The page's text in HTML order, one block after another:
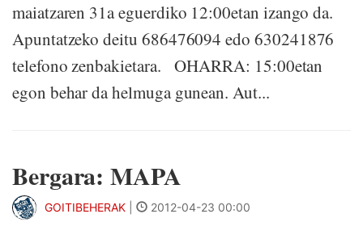
maiatzaren 31a eguerdiko 12:00etan izango da.
Apuntatzeko deitu 686476094 edo 630241876
telefono zenbakietara. OHARRA: 15:00etan
egon behar da helmuga gunean. Aut...
Bergara: MAPA
GOITIBEHERAK 2012-04-23 00:00